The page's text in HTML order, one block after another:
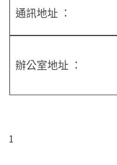
通訊地址 ：
辦公室地址 ：
1